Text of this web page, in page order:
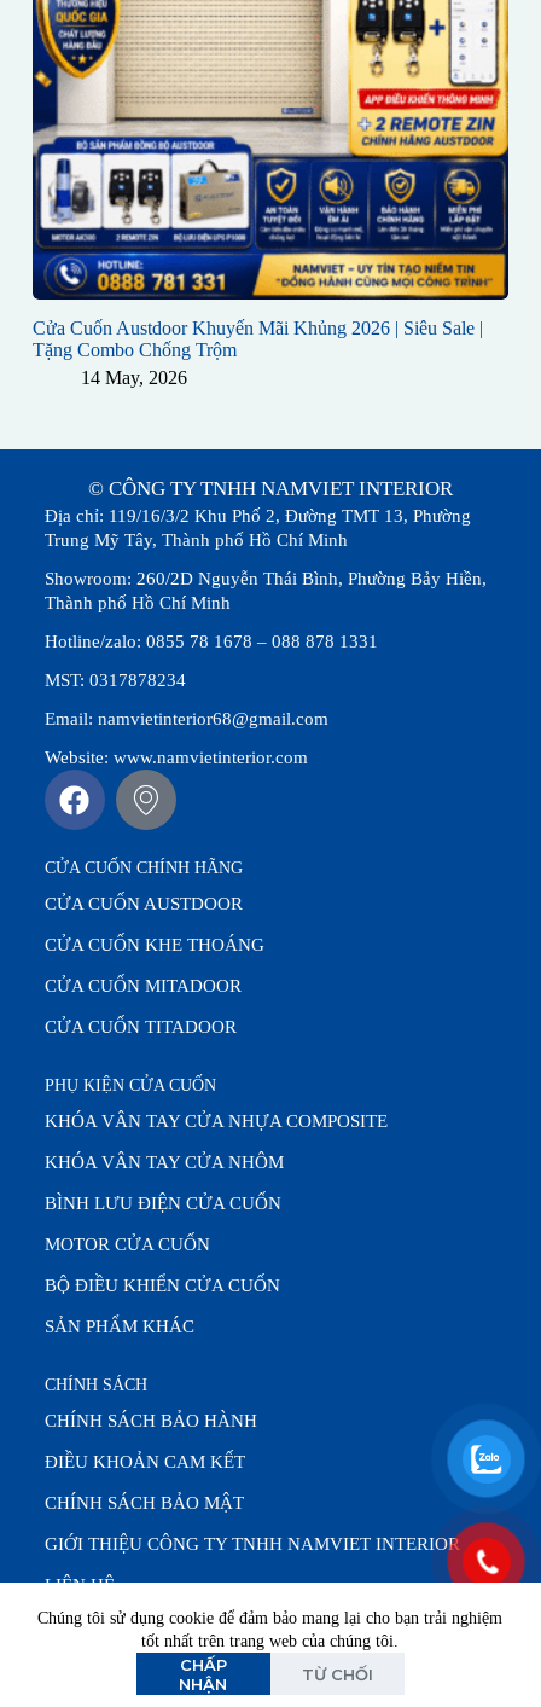
Chúng tôi sử dụng cookie để đảm bảo mang lại cho bạn trải nghiệm
tốt nhất trên trang web của chúng tôi.
CHẤP
NHẬN
TỪ CHỐI
Cửa Cuốn Austdoor Khuyến Mãi Khủng 2026 | Siêu Sale |
Tặng Combo Chống Trộm
14 May, 2026
© CÔNG TY TNHH NAMVIET INTERIOR
Địa chỉ: 119/16/3/2 Khu Phố 2, Đường TMT 13, Phường
Trung Mỹ Tây, Thành phố Hồ Chí Minh
Showroom: 260/2D Nguyễn Thái Bình, Phường Bảy Hiền,
Thành phố Hồ Chí Minh
Hotline/zalo: 0855 78 1678 – 088 878 1331
MST: 0317878234
Email: namvietinterior68@gmail.com
Website: www.namvietinterior.com
CỬA CUỐN CHÍNH HÃNG
CỬA CUỐN AUSTDOOR
CỬA CUỐN KHE THOÁNG
CỬA CUỐN MITADOOR
CỬA CUỐN TITADOOR
PHỤ KIỆN CỬA CUỐN
KHÓA VÂN TAY CỬA NHỰA COMPOSITE
KHÓA VÂN TAY CỬA NHÔM
BÌNH LƯU ĐIỆN CỬA CUỐN
MOTOR CỬA CUỐN
BỘ ĐIỀU KHIỂN CỬA CUỐN
SẢN PHẨM KHÁC
CHÍNH SÁCH
CHÍNH SÁCH BẢO HÀNH
ĐIỀU KHOẢN CAM KẾT
CHÍNH SÁCH BẢO MẬT
GIỚI THIỆU CÔNG TY TNHH NAMVIET INTERIOR
LIÊN HỆ
Văn phòng: T2 – T7 (8:00 – 17:00) | Bảo trì & sửa chữa:
24/7